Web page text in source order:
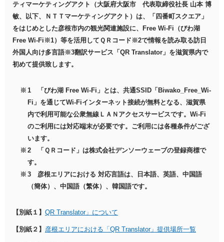
ティマーケティングアクト（大阪府大阪市 代表取締役社長 山本 博
敏、以下、ＮＴＴマーケティングアクト）は、「四番町スクエア」
をはじめとした彦根市内の観光関連施設に、Free Wi-Fi（びわ湖
Free Wi-Fi※1）等を活用してＱＲコード※2で情報を読み取る訪日
外国人向け多言語※3翻訳サービス「QR Translator」を滋賀県内で
初めて提供致します。
1 「びわ湖 Free Wi-Fi」とは、共通SSID「Biwako_Free_Wi-
Fi」を通じてWi-Fiインターネット接続が無料となる、滋賀県
内で利用可能な公衆無線ＬＡＮアクセスサービスです。Wi-Fi
のご利用には対応端末が必要です。ご利用には各種条件がござ
います。
2 「ＱＲコード」は株式会社デンソーウェーブの登録商標で
す。
3 彦根エリアにおける 対応言語は、日本語、英語、中国語
（簡体）、中国語（繁体）、韓国語です。
【別紙１】 QR Translator」について
【別紙２】 彦根エリアにおける「QR Translator」提供場所一覧